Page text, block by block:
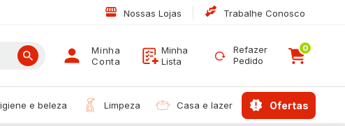
Nossas Lojas Trabalhe Conosco
Minha
Conta
Minha
Lista
Refazer
Pedido
0
higiene e beleza limpeza casa e lazer ofertas